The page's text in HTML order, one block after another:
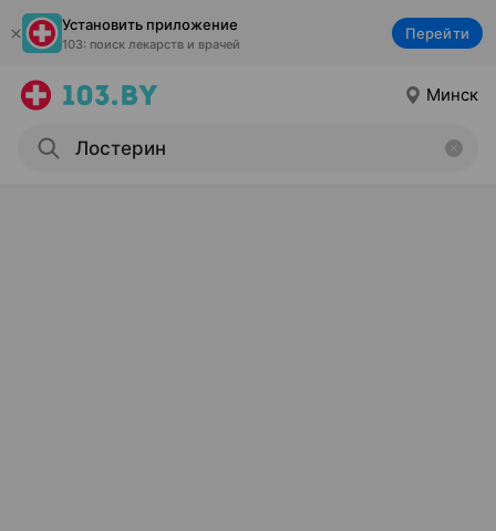
Установить приложение
103: поиск лекарств и врачей
Перейти
Минск